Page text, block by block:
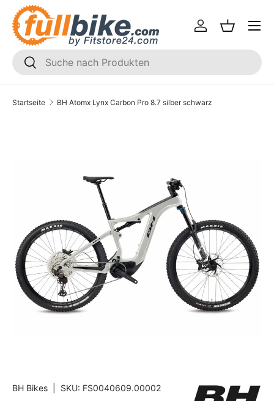
Direkt zum Inhalt
SUCHEN
Suchen
Einloggen
Menü
Startseite BH Atomx Lynx Carbon Pro 8.7 silber schwarz
BH Bikes SKU: FS0040609.00002